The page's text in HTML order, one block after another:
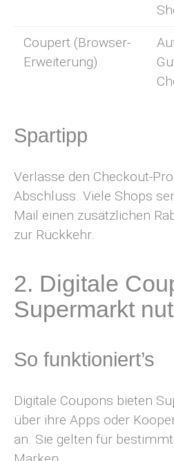
Coupert (Browser-
Erweiterung)
Spartipp
Verlasse den Checkout-
Abschluss. Viele Shops
Mail einen zusätzlichen
zur Rückkehr.
2. Digitale
Supermarkt
So funktioniert’s
Digitale Coupons bieten
über ihre Apps oder
an. Sie gelten für